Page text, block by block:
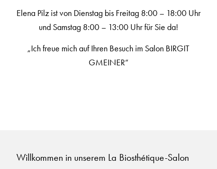
Elena Pilz ist von Dienstag bis Freitag 8:00 – 18:00 Uhr
und Samstag 8:00 – 13:00 Uhr für Sie da!
„Ich freue mich auf Ihren Besuch im Salon BIRGIT
GMEINER“
Willkommen in unserem La Biosthétique-Salon